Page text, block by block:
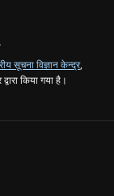
सूचना विज्ञान केन्द्र,
किया गया है।